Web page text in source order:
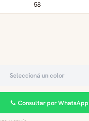
58
Seleccioná un color
Consultar por WhatsApp